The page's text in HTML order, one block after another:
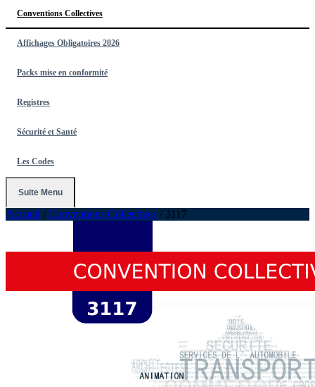
Conventions Collectives
Affichages Obligatoires 2026
Packs mise en conformité
Registres
Sécurité et Santé
Les Codes
Suite Menu
Accueil / Conventions Collectives / 3117